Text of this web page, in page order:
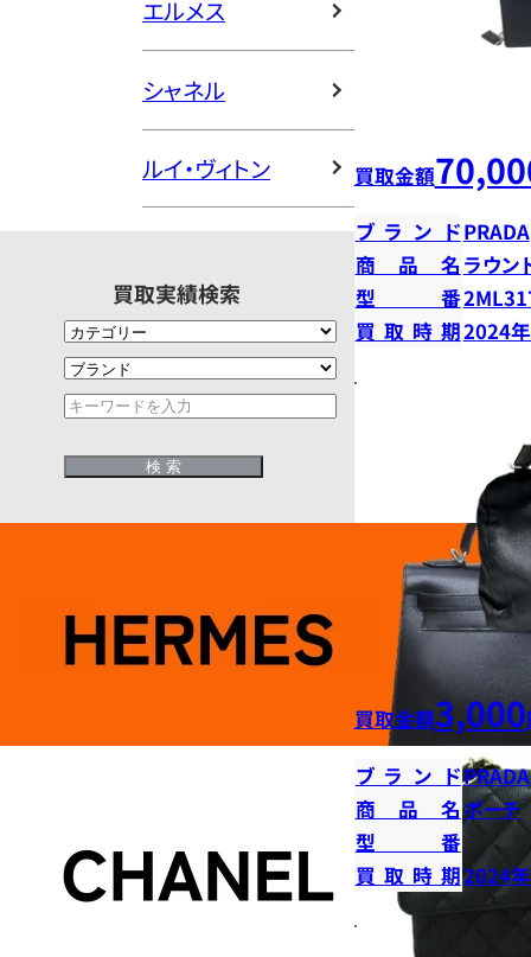
エルメス
シャネル
ルイ・ヴィトン
買取実績検索
買取金額
ブランドPRADA
商品名 ラウン
型番
買取時期2024
買取金額3,000
ブランドPRADA
商品名ポーチ
型番
買取時期2024